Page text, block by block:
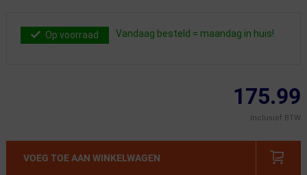
Op voorraad Vandaag besteld = maandag in huis!
175.99
Inclusief BTW
VOEG TOE AAN WINKELWAGEN